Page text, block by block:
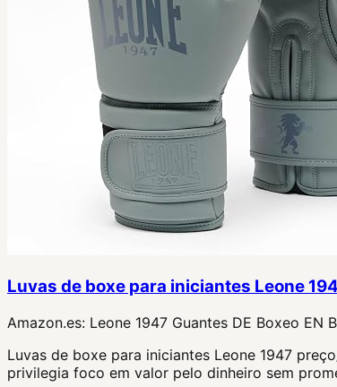
Luvas de boxe para iniciantes Leone
Amazon.es: Leone 1947 Guantes DE Boxeo EN
Luvas de boxe para iniciantes Leone 1947
privilegia foco em valor pelo dinheiro sem